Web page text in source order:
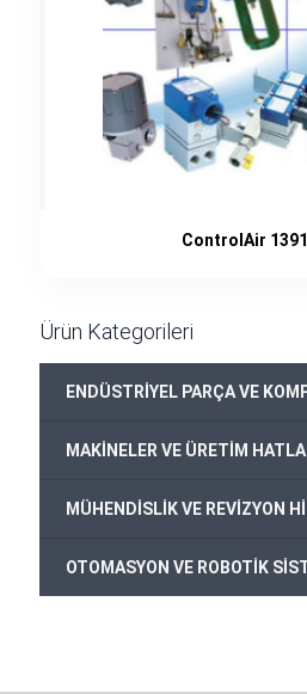
ControlAir
Ürün Kategorileri
ENDÜSTRİYEL PARÇA VE
MAKİNELER VE ÜRETİM
MÜHENDİSLİK VE REVİZYON
OTOMASYON VE ROBOTİK